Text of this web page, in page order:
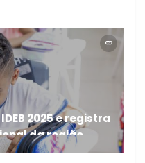
2025 e registra
da região